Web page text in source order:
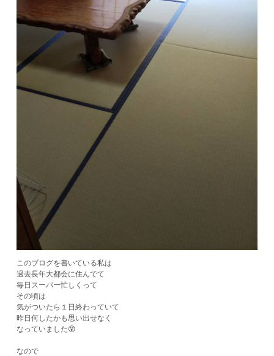
このブログを書いている私は
過去長年大都会に住んでて
毎日スーパー忙しくって
その頃は
気がついたら１日終わっていて
昨日何したかも思い出せなく
なっていました😵
なので